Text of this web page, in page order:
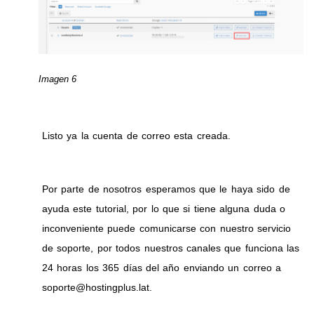
Imagen 6
Listo ya la cuenta de correo esta creada.
Por parte de nosotros esperamos que le haya sido de
ayuda este tutorial, por lo que si tiene alguna duda o
inconveniente puede comunicarse con nuestro servicio
de soporte, por todos nuestros canales que funciona las
24 horas los 365 días del año enviando un correo a
soporte@hostingplus.lat.